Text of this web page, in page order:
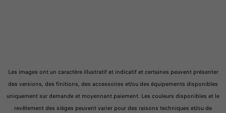
Les images ont un caractère illustratif et indicatif et certaines peuvent présenter
des versions, des finitions, des accessoires et/ou des équipements disponibles
uniquement sur demande et moyennant paiement. Les couleurs disponibles et le
revêtement des sièges peuvent varier pour des raisons techniques et/ou de